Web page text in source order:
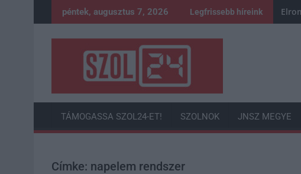
to
péntek, augusztus 7, 2026 Legfrissebb híreink
TÁMOGASSA SZOL24-ET! SZOLNOK JNSZ MEGYE
Címke: napelem rendszer